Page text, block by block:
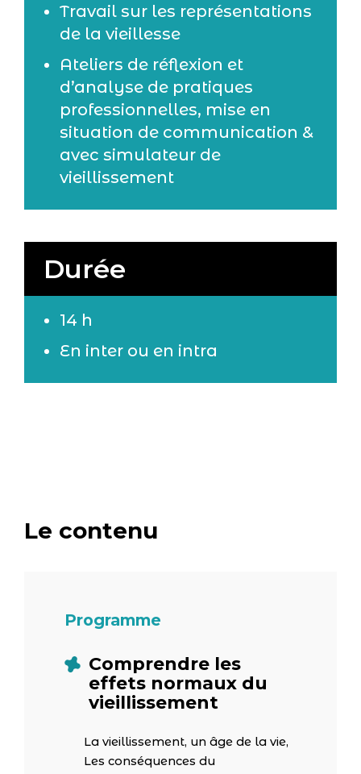
Travail sur les représentations
de la vieillesse
Ateliers de réflexion et
d’analyse de pratiques
professionnelles, mise en
situation de communication &
avec simulateur de
vieillissement
Durée
14 h
En inter ou en intra
Le contenu
Programme
Comprendre les
effets normaux du
vieillissement
La vieillissement, un âge de la vie,
Les conséquences du